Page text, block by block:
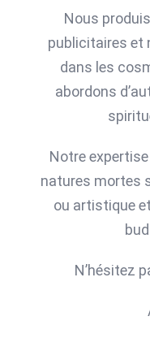
Nous
publicitaires et
dans les
abordons
Notre
natures mortes
ou artistique
N’hésitez